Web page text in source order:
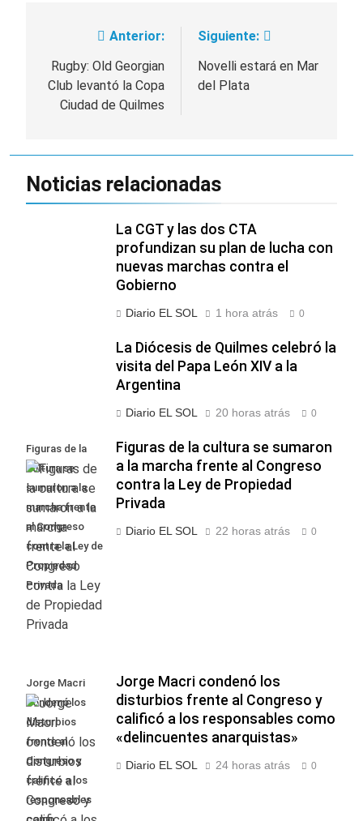
Navegación
de
entradas
Anterior:
Rugby: Old Georgian
Club levantó la Copa
Ciudad de Quilmes
Siguiente:
Novelli estará en Mar
del Plata
Noticias relacionadas
La CGT y las dos CTA
profundizan su plan de lucha con
nuevas marchas contra el
Gobierno
Diario EL SOL 1 hora atrás 0
La Diócesis de Quilmes celebró la
visita del Papa León XIV a la
Argentina
Diario EL SOL 20 horas atrás 0
Figuras de la
cultura se
sumaron a la
marcha frente
al Congreso
contra la Ley de
Propiedad
Privada
Figuras de la cultura se sumaron
a la marcha frente al Congreso
contra la Ley de Propiedad
Privada
Diario EL SOL 22 horas atrás 0
Jorge Macri
condenó los
disturbios
frente al
Congreso y
calificó a los
responsables
Jorge Macri condenó los
disturbios frente al Congreso y
calificó a los responsables como
«delincuentes anarquistas»
Diario EL SOL 24 horas atrás 0